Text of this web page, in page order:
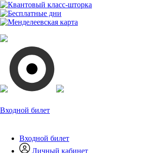
Входной билет
Входной билет
Личный кабинет